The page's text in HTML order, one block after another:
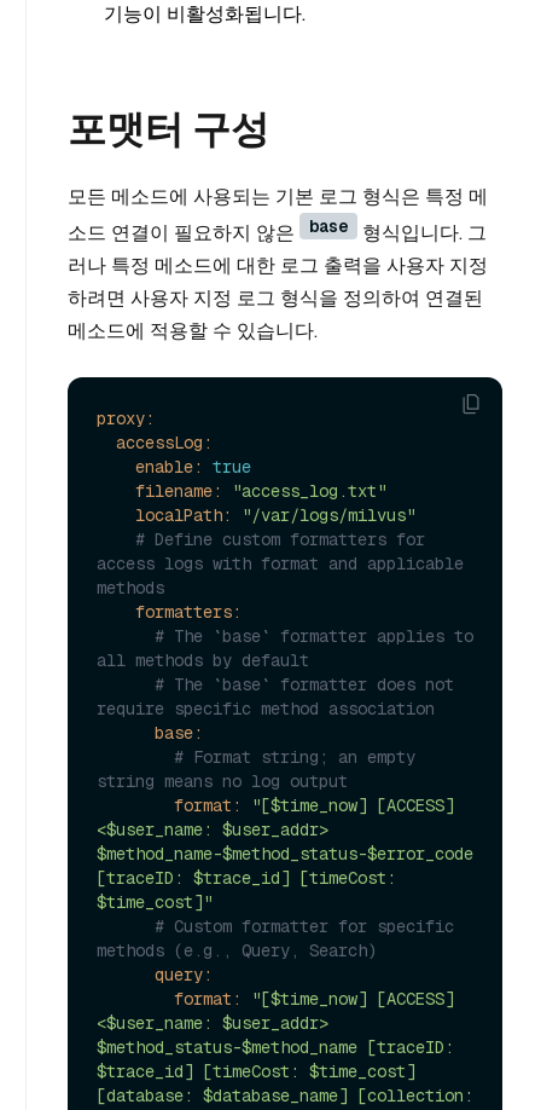
기능이 비활성화됩니다.
포맷터 구성
모든 메소드에 사용되는 기본 로그 형식은 특정 메
소드 연결이 필요하지 않은
base
형식입니다. 그
러나 특정 메소드에 대한 로그 출력을 사용자 지정
하려면 사용자 지정 로그 형식을 정의하여 연결된
메소드에 적용할 수 있습니다.
proxy:
accessLog:
enable:
true
filename:
"access_log.txt"
localPath:
"/var/logs/milvus"
# Define custom formatters for
access logs with format and applicable
methods
formatters:
# The `base` formatter applies to
all methods by default
# The `base` formatter does not
require specific method association
base:
# Format string; an empty
string means no log output
format:
"[$time_now] [ACCESS]
<$user_name: $user_addr>
$method_name-$method_status-$error_code
[traceID: $trace_id] [timeCost:
$time_cost]"
# Custom formatter for specific
methods (e.g., Query, Search)
query:
format:
"[$time_now] [ACCESS]
<$user_name: $user_addr>
$method_status-$method_name [traceID:
$trace_id] [timeCost: $time_cost]
[database: $database_name] [collection: